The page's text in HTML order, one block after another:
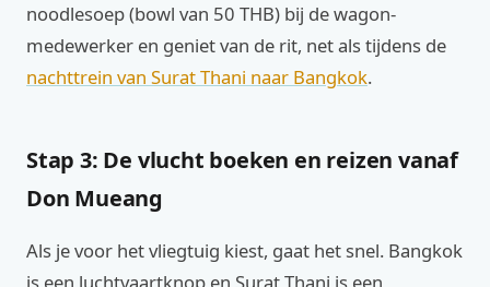
noodlesoep (bowl van 50 THB) bij de wagon-
medewerker en geniet van de rit, net als tijdens de
nachttrein van Surat Thani naar Bangkok.
Stap 3: De vlucht boeken en reizen vanaf
Don Mueang
Als je voor het vliegtuig kiest, gaat het snel. Bangkok